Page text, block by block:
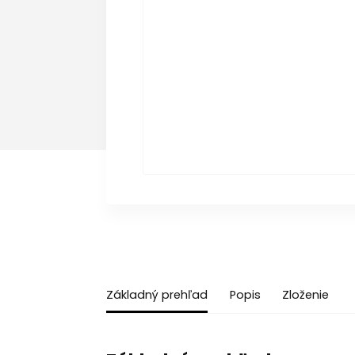
Základný prehľad Popis Zloženie